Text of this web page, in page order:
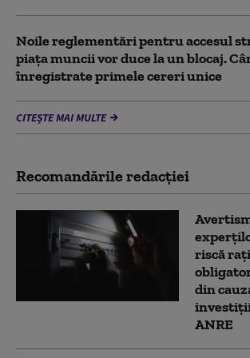
Noile reglementări pentru accesul
piaţa muncii vor duce la un blocaj.
înregistrate primele cereri unice
CITEȘTE MAI MULTE
Recomandările redacţiei
riscă
din
ANRE